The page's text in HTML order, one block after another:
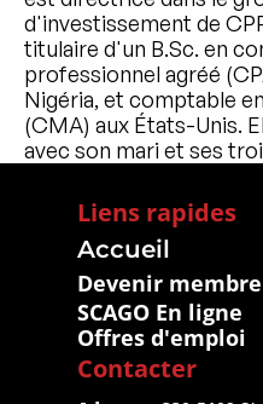
d'investissement de
titulaire d'un B.Sc. en
professionnel agréé
Nigéria, et comptable
(CMA) aux États-Unis.
avec son mari et ses
Liens rapides
Accueil
Devenir membre
SCAGO En ligne
Offres d'emploi
Contacter